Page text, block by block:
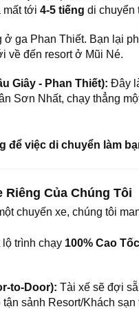
mất tới 4-5 tiếng di chuyển
ở ga Phan Thiết. Bạn lại
về đến resort ở Mũi Né.
Giây - Phan Thiết): Đây
Sơn Nhất, chạy thẳng
để việc di chuyển làm
Của Chúng Tôi
chuyến xe, chúng tôi
lộ trình chạy 100% Cao
to-Door): Tài xế sẽ đợi
sảnh Resort/Khách